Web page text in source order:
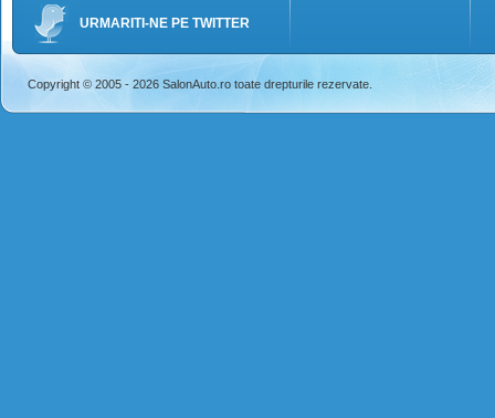
URMARITI-NE PE TWITTER
Copyright © 2005 - 2026 SalonAuto.ro toate drepturile rezervate.